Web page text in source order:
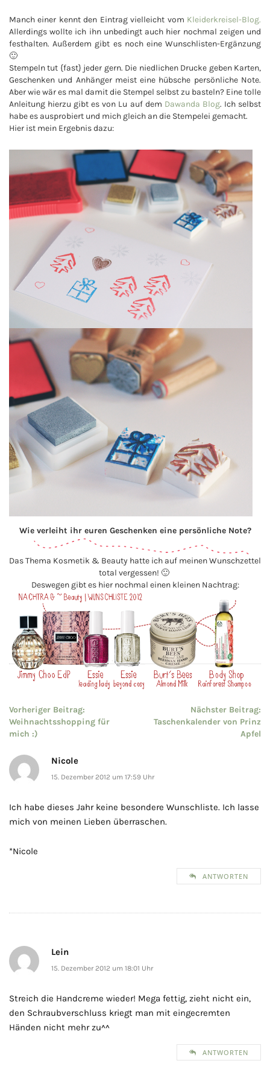
Manch einer kennt den Eintrag vielleicht vom Kleiderkreisel-Blog.
Allerdings wollte ich ihn unbedingt auch hier nochmal zeigen und
festhalten. Außerdem gibt es noch eine Wunschlisten-Ergänzung
🙂
Stempeln tut {fast} jeder gern. Die niedlichen Drucke geben Karten,
Geschenken und Anhänger meist eine hübsche persönliche Note.
Aber wie wär es mal damit die Stempel selbst zu basteln? Eine tolle
Anleitung hierzu gibt es von Lu auf dem Dawanda Blog. Ich selbst
habe es ausprobiert und mich gleich an die Stempelei gemacht.
Hier ist mein Ergebnis dazu:
Wie verleiht ihr euren Geschenken eine persönliche Note?
Das Thema Kosmetik & Beauty hatte ich auf meinen Wunschzettel
total vergessen! 🙂
Deswegen gibt es hier nochmal einen kleinen Nachtrag:
Beitragsnavigation
Vorheriger Beitrag:
Weihnachtsshopping für
mich :)
Nächster Beitrag:
Taschenkalender von Prinz
Apfel
Nicole
15. Dezember 2012 um 17:59 Uhr
Ich habe dieses Jahr keine besondere Wunschliste. Ich lasse
mich von meinen Lieben überraschen.
*Nicole
ANTWORTEN
Lein
15. Dezember 2012 um 18:01 Uhr
Streich die Handcreme wieder! Mega fettig, zieht nicht ein,
den Schraubverschluss kriegt man mit eingecremten
Händen nicht mehr zu^^
ANTWORTEN